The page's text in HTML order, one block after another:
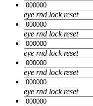
eye rnd lock reset
eye rnd lock reset
eye rnd lock reset
eye rnd lock reset
eye rnd lock reset